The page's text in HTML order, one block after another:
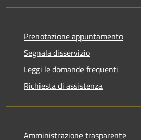
Prenotazione appuntamento
Segnala disservizio
Leggi le domande frequenti
Richiesta di assistenza
Amministrazione trasparente